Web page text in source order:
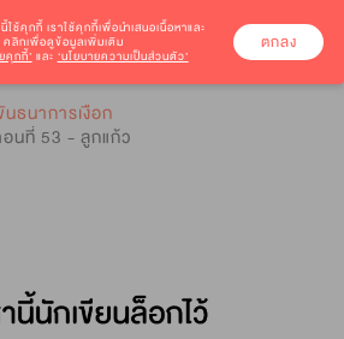
ธนาการเงือก
นที่ 53 - ลูกแก้ว
ใช้คุกกี้ เราใช้คุกกี้เพื่อนำเสนอเนื้อหาและ
ลิกเพื่อดูข้อมูลเพิ่มเติม
คุกกี้’ และ ‘นโยบายความเป็นส่วนตัว’
ตกลง